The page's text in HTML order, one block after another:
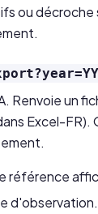
ou décroche
Renvoie un
Excel-
référence